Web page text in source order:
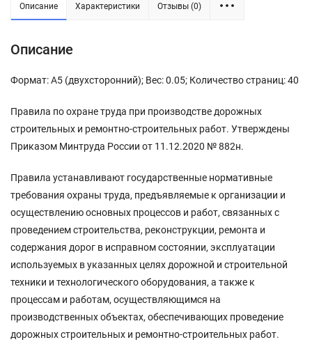
Описание Характеристики Отзывы (0)
Описание
Формат: А5 (двухсторонний); Вес: 0.05; Количество страниц: 40
Правила по охране труда при производстве дорожных
строительных и ремонтно-строительных работ. Утверждены
Приказом Минтруда России от 11.12.2020 № 882н.
Правила устанавливают государственные нормативные
требования охраны труда, предъявляемые к организации и
осуществлению основных процессов и работ, связанных с
проведением строительства, реконструкции, ремонта и
содержания дорог в исправном состоянии, эксплуатации
используемых в указанных целях дорожной и строительной
техники и технологического оборудования, а также к
процессам и работам, осуществляющимся на
производственных объектах, обеспечивающих проведение
дорожных строительных и ремонтно-строительных работ.